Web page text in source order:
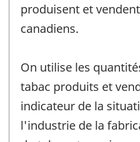
produisent et
canadiens.
On utilise les
tabac produits et
indicateur de la
l'industrie de la